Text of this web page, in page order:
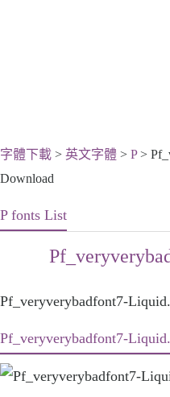
字體下載 > 英文字體 > P>
Download
P fonts List
Pf_veryverybadfont7-
Pf_veryverybadfont7-